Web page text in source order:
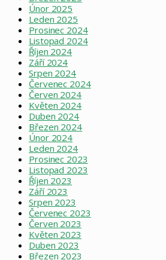
Únor 2025
Leden 2025
Prosinec 2024
Listopad 2024
Říjen 2024
Září 2024
Srpen 2024
Červenec 2024
Červen 2024
Květen 2024
Duben 2024
Březen 2024
Únor 2024
Leden 2024
Prosinec 2023
Listopad 2023
Říjen 2023
Září 2023
Srpen 2023
Červenec 2023
Červen 2023
Květen 2023
Duben 2023
Březen 2023